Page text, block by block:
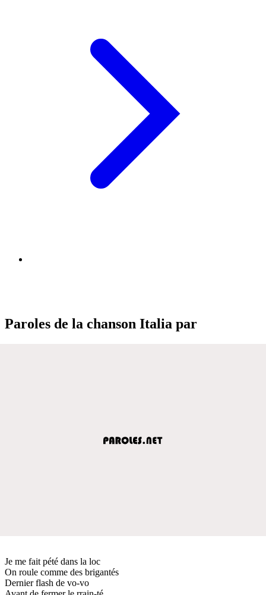
Paroles de la chanson Italia par
Je me fait pété dans la loc
On roule comme des brigantés
Dernier flash de vo-vo